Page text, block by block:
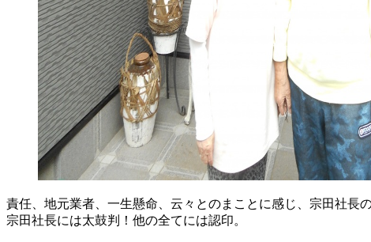
責任、地元業者、一生懸命、云々とのまことに感じ、宗田社長
宗田社長には太鼓判！他の全てには認印。